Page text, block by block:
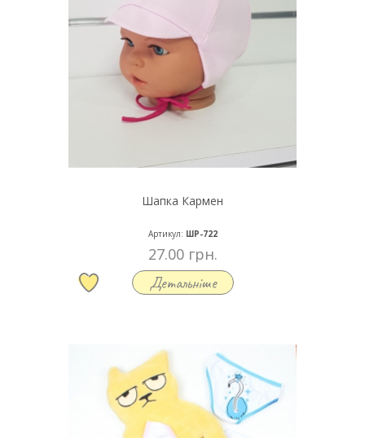
Шапка Кармен
Артикул: ШР-722
27.00 грн.
Детальніше